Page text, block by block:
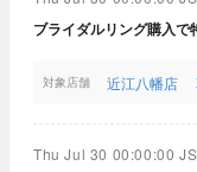
ブライダルリング購入で
対象店舗 近江八幡店
Thu Jul 30 00:00:00